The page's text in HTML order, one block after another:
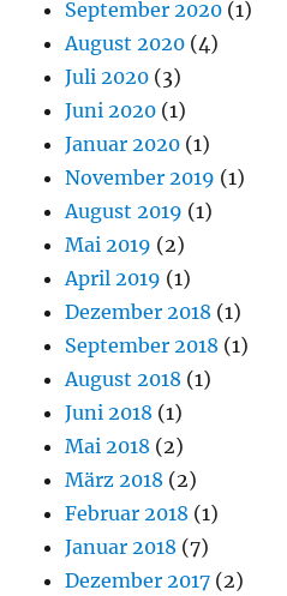
September 2020 (1)
August 2020 (4)
Juli 2020 (3)
Juni 2020 (1)
Januar 2020 (1)
November 2019 (1)
August 2019 (1)
Mai 2019 (2)
April 2019 (1)
Dezember 2018 (1)
September 2018 (1)
August 2018 (1)
Juni 2018 (1)
Mai 2018 (2)
März 2018 (2)
Februar 2018 (1)
Januar 2018 (7)
Dezember 2017 (2)